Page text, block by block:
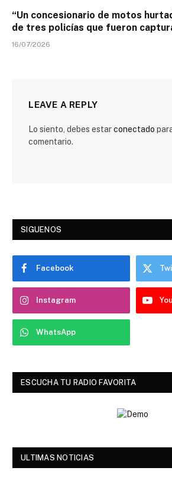
“Un concesionario de motos
de tres policías que fueron
16/07/2026
LEAVE A REPLY
Lo siento, debes estarconectado
comentario.
SIGUENOS
Facebook
Instagram
WhatsApp
ESCUCHA TU RADIO FAVORITA
ULTIMAS NOTICIAS